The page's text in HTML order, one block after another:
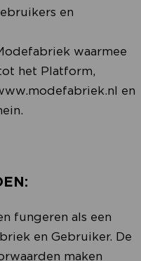
en
waarmee
het Platform,
en
fungeren als een
en Gebruiker. De
maken